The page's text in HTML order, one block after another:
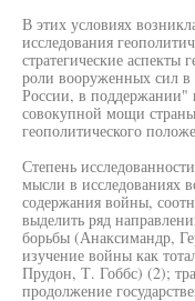
В этих условиях
исследования
стратегические аспекты
роли вооруженных сил в
России, в поддержании"
совокупной мощи
геополитического
Степень
мысли в исследованиях
содержания войны,
выделить ряд
борьбы (Анаксимандр,
изучение войны как
Прудон, Т. Гоббс) (2);
продолжение